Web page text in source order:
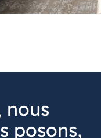
nous
posons,